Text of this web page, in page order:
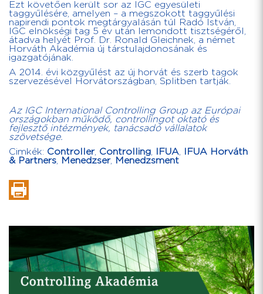
Ezt követően került sor az IGC egyesületi
taggyűlésére, amelyen – a megszokott taggyűlési
napirendi pontok megtárgyalásán túl Radó István,
IGC elnökségi tag 5 év után lemondott tisztségéről,
átadva helyét Prof. Dr. Ronald Gleichnek, a német
Horváth Akadémia új társtulajdonosának és
igazgatójának.
A 2014. évi közgyűlést az új horvát és szerb tagok
szervezésével Horvátországban, Splitben tartják.
Az IGC International Controlling Group az Európai
országokban működő, controllingot oktató és
fejlesztő intézmények, tanácsadó vállalatok
szövetsége.
Cimkék: Controller, Controlling, IFUA,
IFUA Horváth
& Partners, Menedzser, Menedzsment